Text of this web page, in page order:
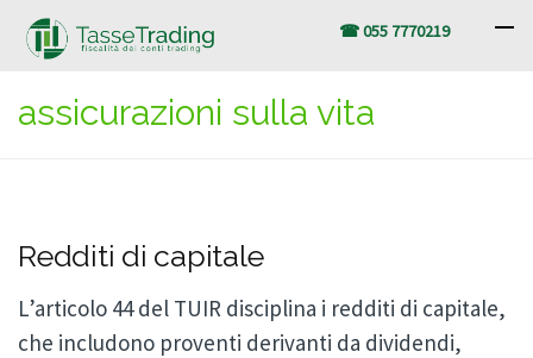
☎ 055 7770219
assicurazioni sulla vita
Redditi di capitale
L’articolo 44 del TUIR disciplina i redditi di capitale,
che includono proventi derivanti da dividendi,